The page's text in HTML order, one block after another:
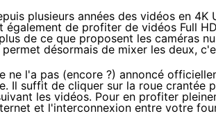
plusieurs années des vidéos en 4K
également de profiter de vidéos Full
de ce que proposent les caméras
permet désormais de mixer les deux,
ne l'a pas (encore ?) annoncé
Il suffit de cliquer sur la roue crantée
les vidéos. Pour en profiter
et l'interconnexion entre votre